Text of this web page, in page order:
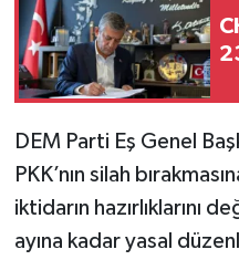
DEM Parti Eş Genel
PKK’nın silah
iktidarın hazırlıklarını
ayına kadar yasal